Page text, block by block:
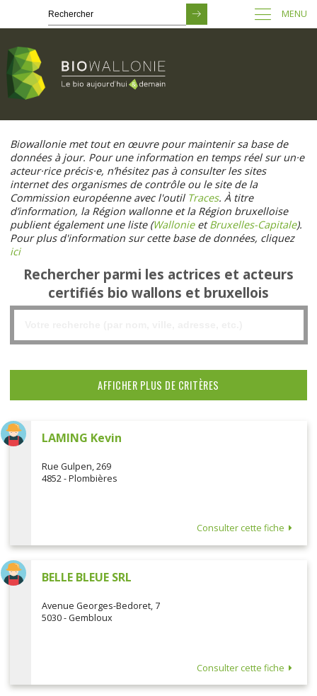
contenu
principal
MENU
Biowallonie met tout en œuvre pour maintenir sa base de
données à jour. Pour une information en temps réel sur un·e
acteur·rice précis·e, n’hésitez pas à consulter les sites
internet des organismes de contrôle ou le site de la
Commission européenne avec l'outil Traces. À titre
d’information, la Région wallonne et la Région bruxelloise
publient également une liste (WallonieetBruxelles-Capitale).
Pour plus d'information sur cette base de données, cliquez
ici
Rechercher parmi les actrices et acteurs
certifiés bio wallons et bruxellois
LAMING Kevin
Rue Gulpen, 269
4852 - Plombières
Consulter cette fiche
BELLE BLEUE SRL
Avenue Georges-Bedoret, 7
5030 - Gembloux
Consulter cette fiche
AFFICHER PLUS DE CRITÈRES